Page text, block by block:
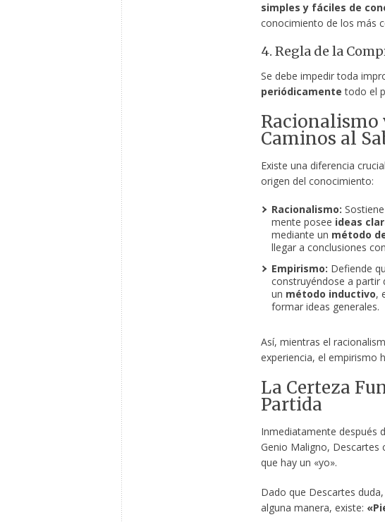
simples y fáciles de
conocimiento de los más
4. Regla de la
Se debe impedir toda
periódicamente todo el
Racionalismo
Caminos al
Existe una diferencia
origen del conocimiento:
Racionalismo:
mente posee ideas
mediante un método
llegar a conclusiones
Empirismo: Defiende
construyéndose a partir
un método inductivo,
formar ideas generales.
Así, mientras el
experiencia, el empirismo
La Certeza
Partida
Inmediatamente después
Genio Maligno, Descartes
que hay un «yo».
Dado que Descartes
alguna manera, existe: